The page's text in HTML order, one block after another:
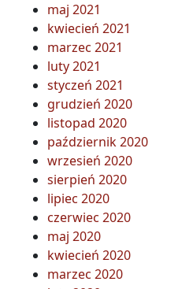
maj 2021
kwiecień 2021
marzec 2021
luty 2021
styczeń 2021
grudzień 2020
listopad 2020
październik 2020
wrzesień 2020
sierpień 2020
lipiec 2020
czerwiec 2020
maj 2020
kwiecień 2020
marzec 2020